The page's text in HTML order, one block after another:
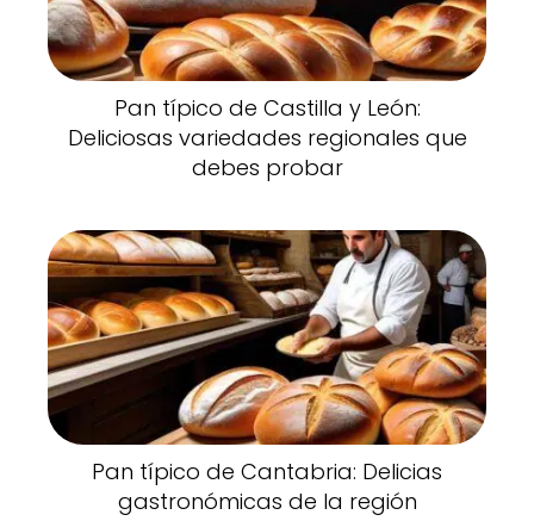
Pan típico de Castilla y León:
Deliciosas variedades regionales que
debes probar
Pan típico de Cantabria: Delicias
gastronómicas de la región